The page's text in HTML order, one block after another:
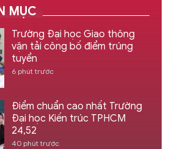
MỤC
Trường Đại học Giao thông
vận tải công bố điểm trúng
tuyển
6 phút trước
Điểm chuẩn cao nhất Trường
Đại học Kiến trúc TPHCM
24,52
40 phút trước